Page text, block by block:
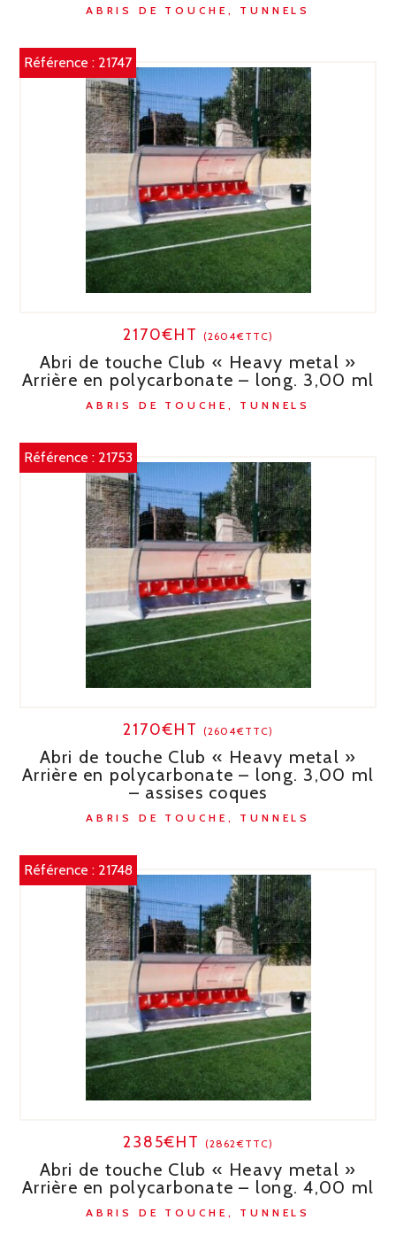
ABRIS DE TOUCHE, TUNNELS
Référence : 21747
2170€HT (2604€TTC)
Abri de touche Club « Heavy metal »
Arrière en polycarbonate – long. 3,00 ml
ABRIS DE TOUCHE, TUNNELS
Référence : 21753
2170€HT (2604€TTC)
Abri de touche Club « Heavy metal »
Arrière en polycarbonate – long. 3,00 ml
– assises coques
ABRIS DE TOUCHE, TUNNELS
Référence : 21748
2385€HT (2862€TTC)
Abri de touche Club « Heavy metal »
Arrière en polycarbonate – long. 4,00 ml
ABRIS DE TOUCHE, TUNNELS